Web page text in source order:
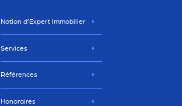
Notion d’Expert Immobilier
Services
Références
Honoraires